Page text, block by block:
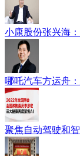
小康股份张兴海
哪吒汽车方运舟
聚焦自动驾驶和